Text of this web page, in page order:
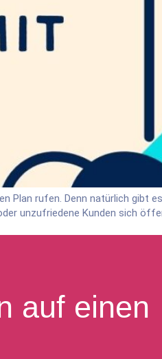
Plan rufen. Denn natürlich gibt
unzufriedene Kunden sich
auf einen